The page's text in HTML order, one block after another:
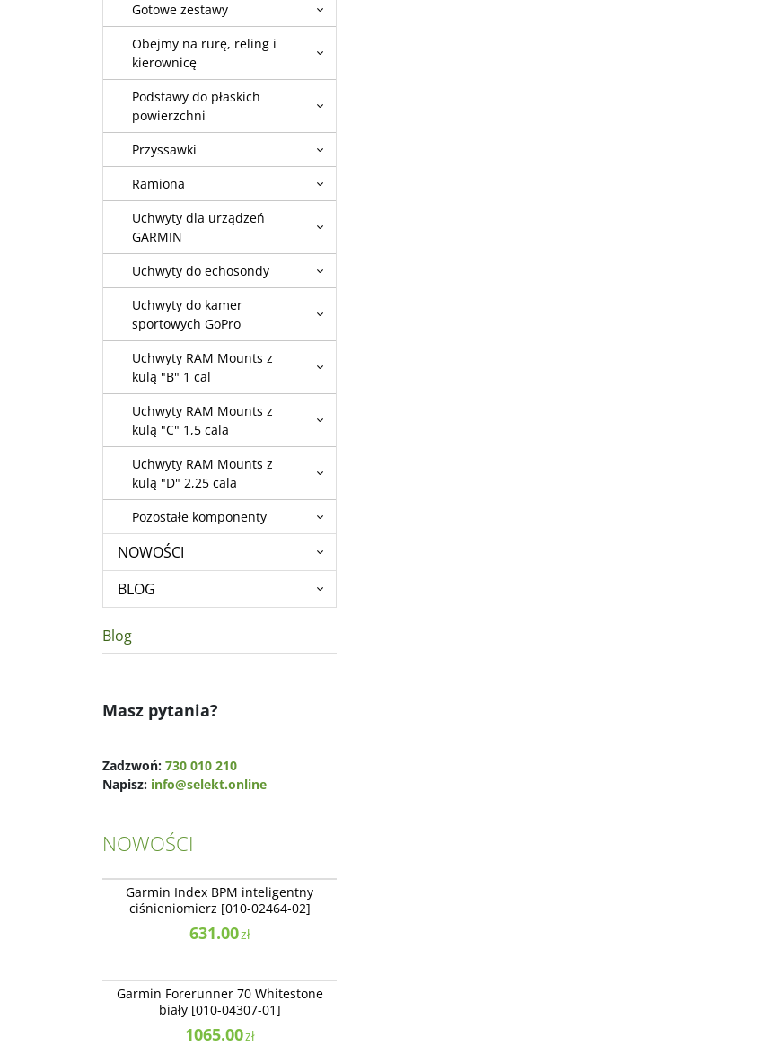
Gotowe zestawy
Obejmy na rurę, reling i
kierownicę
Podstawy do płaskich
powierzchni
Przyssawki
Ramiona
Uchwyty dla urządzeń
GARMIN
Uchwyty do echosondy
Uchwyty do kamer
sportowych GoPro
Uchwyty RAM Mounts z
kulą "B" 1 cal
Uchwyty RAM Mounts z
kulą "C" 1,5 cala
Uchwyty RAM Mounts z
kulą "D" 2,25 cala
Pozostałe komponenty
NOWOŚCI
BLOG
Blog
Masz pytania?
Zadzwoń: 730 010 210
Napisz: info@selekt.online
NOWOŚCI
NOWOŚĆ NAJLEPSZE
Garmin Index BPM inteligentny
ciśnieniomierz [010-02464-02]
631.00zł
NOWOŚĆ
Garmin Forerunner 70 Whitestone
biały [010-04307-01]
1065.00zł